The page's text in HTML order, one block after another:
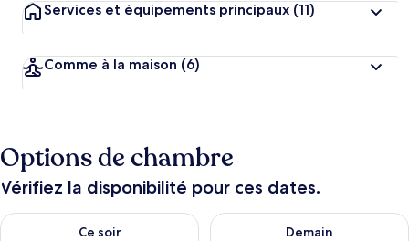
Services et équipements principaux (11)
Comme à la maison (6)
Options de chambre
Vérifiez la disponibilité pour ces dates.
Ce soir
Vérifier la disponibilité pour ce soir août 7 - août 8
Demain
Vérifier la disponibilité pour